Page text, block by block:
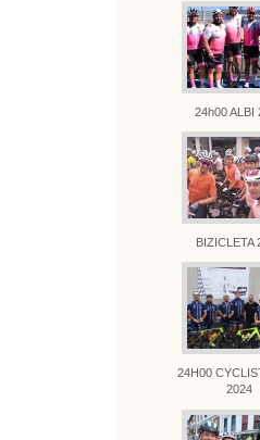
24h00 ALBI
BIZICLETA
24H00
2024